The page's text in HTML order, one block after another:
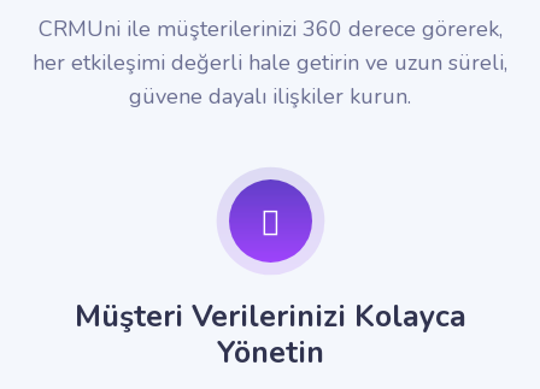
CRMUni ile müşterilerinizi 360 derece görerek,
her etkileşimi değerli hale getirin ve uzun süreli,
güvene dayalı ilişkiler kurun.
Müşteri Verilerinizi Kolayca
Yönetin